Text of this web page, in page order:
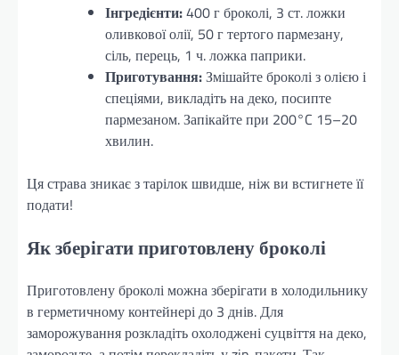
Інгредієнти:400 г броколі, 3 ст. ложки
оливкової олії, 50 г тертого пармезану,
сіль, перець, 1 ч. ложка паприки.
Приготування:Змішайте броколі з олією і
спеціями, викладіть на деко, посипте
пармезаном. Запікайте при 200°C 15–20
хвилин.
Ця страва зникає з тарілок швидше, ніж ви встигнете її
подати!
Як зберігати приготовлену броколі
Приготовлену броколі можна зберігати в холодильнику
в герметичному контейнері до 3 днів. Для
заморожування розкладіть охолоджені суцвіття на деко,